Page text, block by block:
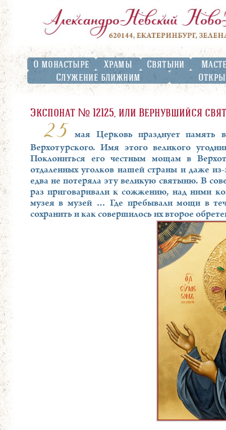
О монастыре Храмы Святыни
Служение ближним
Экспонат № 12125, или Вернувшийся
25
мая Церковь празднует память
Верхотурского. Имя этого великого
Поклониться его честным мощам в
отдаленных уголков нашей страны и даже
едва не потеряла эту великую святыню. В
раз приговаривали к сожжению, над ними
музея в музей … Где пребывали мощи в
сохранить и как совершилось их второе